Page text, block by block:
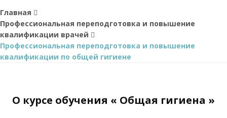
Главная
Профессиональная переподготовка и повышение
квалификации врачей
Профессиональная переподготовка и повышение
квалификации по общей гигиене
О курсе обучения « Общая гигиена »